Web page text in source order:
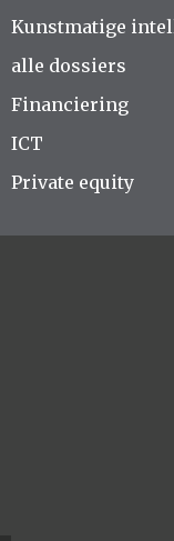
Kunstmatige
alle dossiers
Financiering
ICT
Private equity